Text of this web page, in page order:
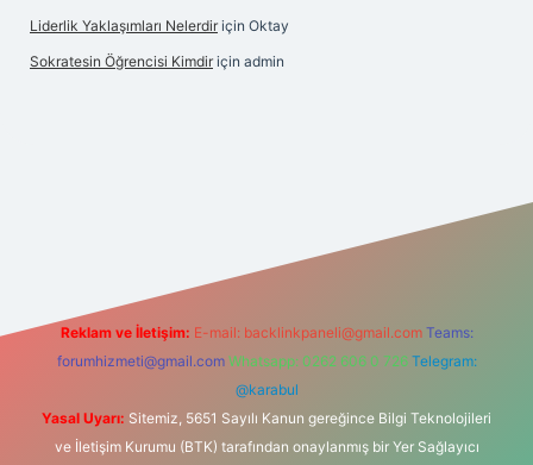
Liderlik Yaklaşımları Nelerdir için Oktay
Sokratesin Öğrencisi Kimdir için admin
Reklam ve İletişim: E-mail: backlinkpaneli@gmail.com Teams:
forumhizmeti@gmail.com Whatsapp: 0262 606 0 726 Telegram:
@karabul
Yasal Uyarı: Sitemiz, 5651 Sayılı Kanun gereğince Bilgi Teknolojileri
ve İletişim Kurumu (BTK) tarafından onaylanmış bir Yer Sağlayıcı